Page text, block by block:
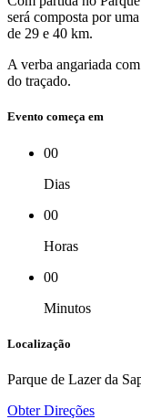
será composta por
de 29 e 40 km.
A verba angariada
do traçado.
Evento começa em
00
Dias
00
Horas
00
Minutos
Localização
Parque de Lazer da
Obter Direções